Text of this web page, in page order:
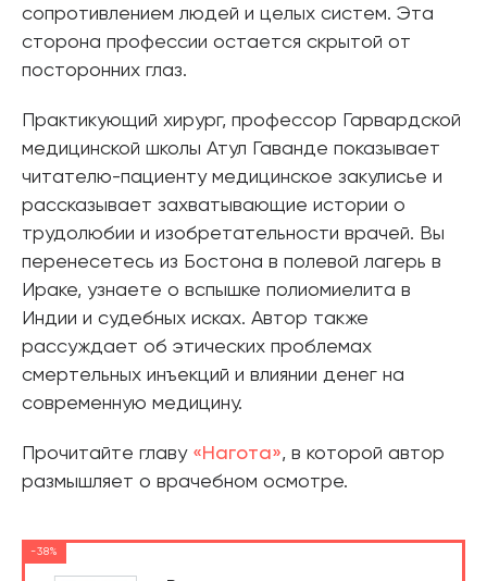
сопротивлением людей и целых систем. Эта
сторона профессии остается скрытой от
посторонних глаз.
Практикующий хирург, профессор Гарвардской
медицинской школы Атул Гаванде показывает
читателю-пациенту медицинское закулисье и
рассказывает захватывающие истории о
трудолюбии и изобретательности врачей. Вы
перенесетесь из Бостона в полевой лагерь в
Ираке, узнаете о вспышке полиомиелита в
Индии и судебных исках. Автор также
рассуждает об этических проблемах
смертельных инъекций и влиянии денег на
современную медицину.
Прочитайте главу «Нагота», в которой автор
размышляет о врачебном осмотре.
-38%